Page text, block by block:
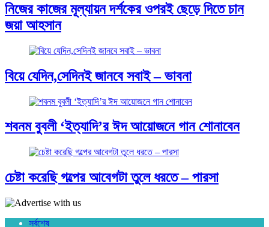
নিজের কাজের মূল্যায়ন দর্শকের ওপরই ছেড়ে দিতে চান
জয়া আহসান
বিয়ে যেদিন,সেদিনই জানবে সবাই – ভাবনা
শবনম বুবলী ‘ইত্যাদি’র ঈদ আয়োজনে গান শোনাবেন
চেষ্টা করেছি গল্পের আবেগটা তুলে ধরতে – পারসা
সর্বশেষ